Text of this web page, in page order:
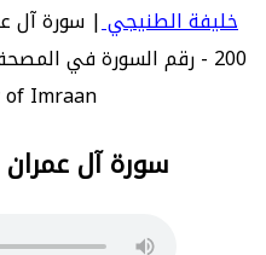
خليفة الطنيجي
Imraan.
سورة آل